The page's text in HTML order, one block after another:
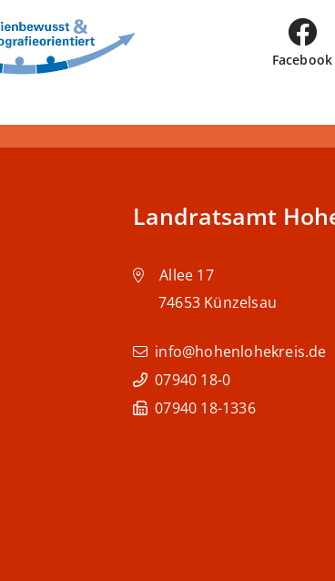
Facebook
Landratsamt
Allee 17
74653 Künzelsau
info@hohenlohekreis.de
07940 18-0
07940 18-1336